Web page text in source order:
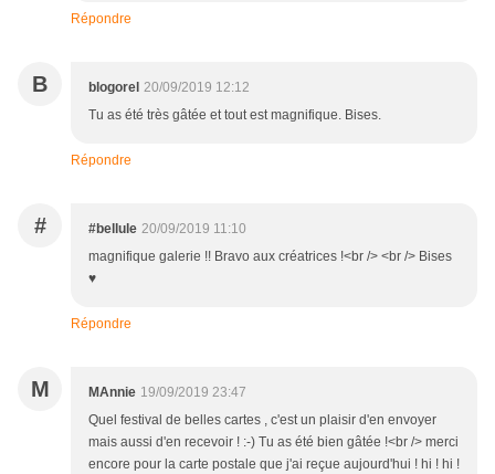
Répondre
B blogorel 20/09/2019 12:12
Tu as été très gâtée et tout est magnifique. Bises.
Répondre
# #bellule 20/09/2019 11:10
magnifique galerie !! Bravo aux créatrices !<br /> <br /> Bises
♥
Répondre
M MAnnie 19/09/2019 23:47
Quel festival de belles cartes , c'est un plaisir d'en envoyer
mais aussi d'en recevoir ! :-) Tu as été bien gâtée !<br /> merci
encore pour la carte postale que j'ai reçue aujourd'hui ! hi ! hi !